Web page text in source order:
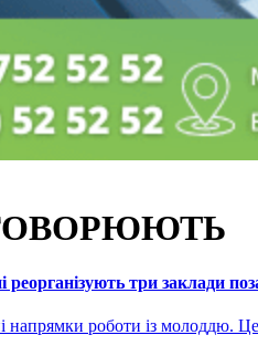
три заклади
напрямки роботи із молоддю.